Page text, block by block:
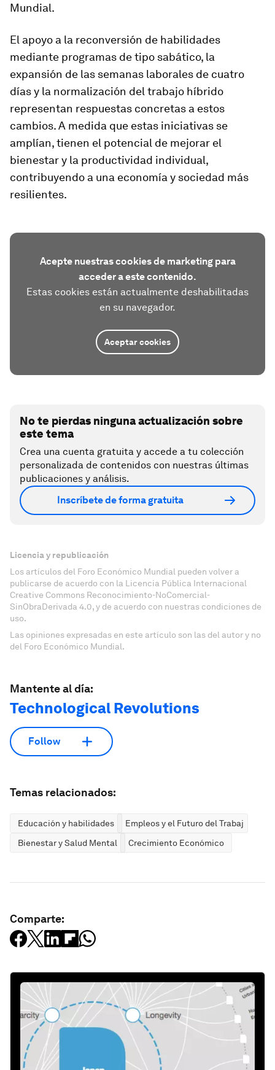
Mundial.
El apoyo a la reconversión de habilidades
mediante programas de tipo sabático, la
expansión de las semanas laborales de cuatro
días y la normalización del trabajo híbrido
representan respuestas concretas a estos
cambios. A medida que estas iniciativas se
amplían, tienen el potencial de mejorar el
bienestar y la productividad individual,
contribuyendo a una economía y sociedad más
resilientes.
Acepte nuestras cookies de marketing para
acceder a este contenido.
Estas cookies están actualmente deshabilitadas
en su navegador.
Aceptar cookies
No te pierdas ninguna actualización sobre
este tema
Crea una cuenta gratuita y accede a tu colección
personalizada de contenidos con nuestras últimas
publicaciones y análisis.
Inscríbete de forma gratuita
Licencia y republicación
Los artículos del Foro Económico Mundial pueden volver a
publicarse de acuerdo con la Licencia Pública Internacional
Creative Commons Reconocimiento-NoComercial-
SinObraDerivada 4.0, y de acuerdo con nuestras condiciones de
uso.
Las opiniones expresadas en este artículo son las del autor y no
del Foro Económico Mundial.
Mantente al día:
Technological Revolutions
Follow
Temas relacionados:
Educación y habilidades
Empleos y el Futuro del Trabajo
Bienestar y Salud Mental
Crecimiento Económico
Comparte: